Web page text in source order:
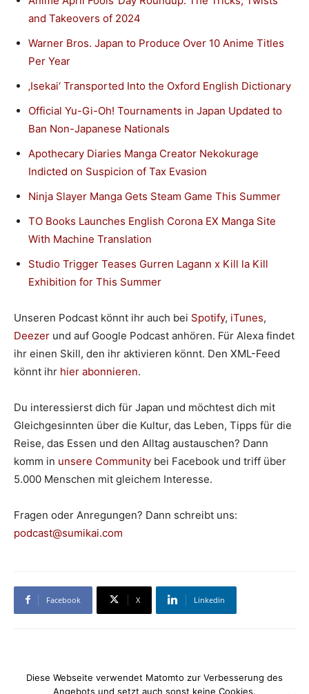
and Takeovers of 2024
Warner Bros. Japan to Produce Over 10 Anime Titles
Per Year
‚Isekai‘ Transported Into the Oxford English Dictionary
Official Yu-Gi-Oh! Tournaments in Japan Updated to
Ban Non-Japanese Nationals
Apothecary Diaries Manga Creator Nekokurage
Indicted on Suspicion of Tax Evasion
Ninja Slayer Manga Gets Steam Game This Summer
TO Books Launches English Corona EX Manga Site
With Machine Translation
Studio Trigger Teases Gurren Lagann x Kill la Kill
Exhibition for This Summer
Unseren Podcast könnt ihr auch bei Spotify, iTunes,
Deezer und auf Google Podcast anhören. Für Alexa findet
ihr einen Skill, den ihr aktivieren könnt. Den XML-Feed
könnt ihr hier abonnieren.
Du interessierst dich für Japan und möchtest dich mit
Gleichgesinnten über die Kultur, das Leben, Tipps für die
Reise, das Essen und den Alltag austauschen? Dann
komm in unsere Community bei Facebook und triff über
5.000 Menschen mit gleichem Interesse.
Fragen oder Anregungen? Dann schreibt uns:
podcast@sumikai.com
Facebook X Linkedin
Diese Webseite verwendet Matomto zur Verbesserung des
Angebots und setzt auch sonst keine Cookies.